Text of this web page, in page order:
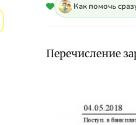
Как помочь
Перечисление